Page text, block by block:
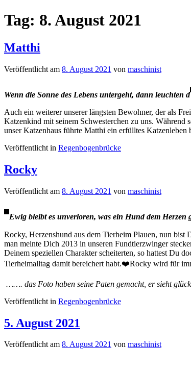
Tag: 8. August 2021
Matthi
Veröffentlicht am 8. August 2021 von maschinist
Wenn die Sonne des Lebens untergeht, dann leuchten d
Auch ein weiterer unserer längsten Bewohner, der als
Katzenkind mit seinem Schwesterchen zu uns. Während
unser Katzenhaus führte Matthi ein erfülltes
Veröffentlicht in Regenbogenbrücke
Rocky
Veröffentlicht am 8. August 2021 von maschinist
Ewig bleibt es unverloren, was ein Hund dem
Rocky, Herzenshund aus dem Tierheim Plauen, nun
man meinte Dich 2013 in unseren Fundtierzwinger
Deinem speziellen Charakter scheiterten, so hattest Du
Tierheimalltag damit bereichert habt.❤️Rocky wird für
……. das Foto haben seine Paten gemacht, er sieht
Veröffentlicht in Regenbogenbrücke
5. August 2021
Veröffentlicht am 8. August 2021 von maschinist